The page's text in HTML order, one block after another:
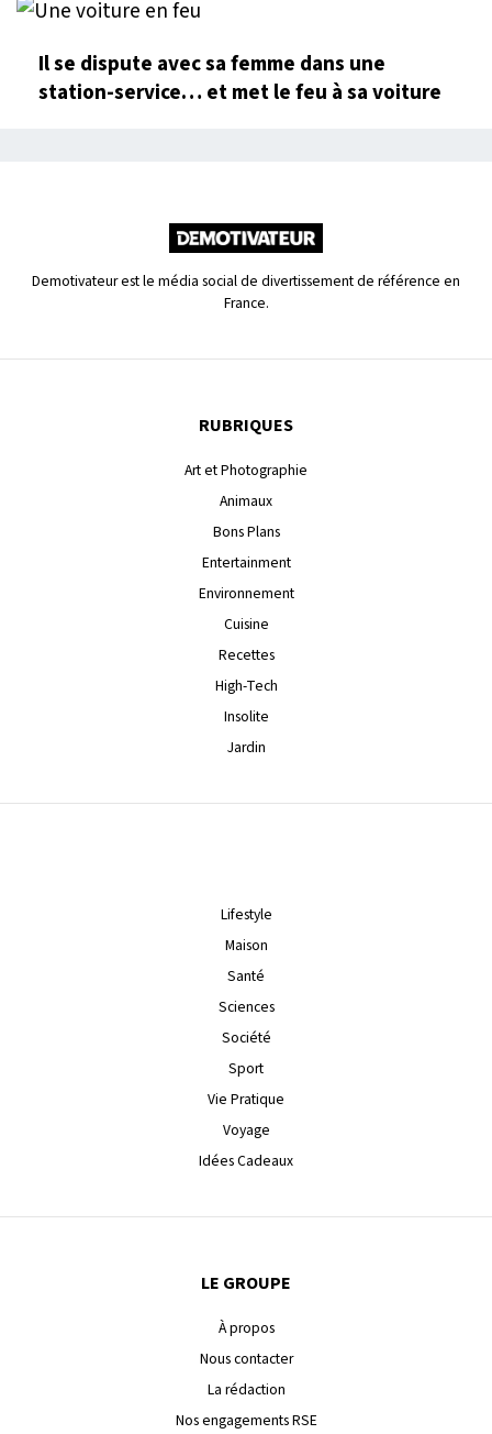
Il se dispute avec sa femme dans une
station-service… et met le feu à sa voiture
Demotivateur est le média social de divertissement de référence en
France.
RUBRIQUES
Art et Photographie
Animaux
Bons Plans
Entertainment
Environnement
Cuisine
Recettes
High-Tech
Insolite
Jardin
Lifestyle
Maison
Santé
Sciences
Société
Sport
Vie Pratique
Voyage
Idées Cadeaux
LE GROUPE
À propos
Nous contacter
La rédaction
Nos engagements RSE